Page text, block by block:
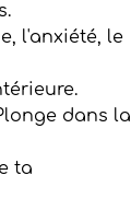
l'anxiété, le
dans la
ta